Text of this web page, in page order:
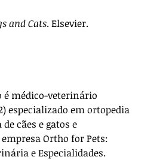
and Cats. Elsevier.
é médico-veterinário
especializado em ortopedia
cães e gatos e
Ortho for Pets:
e Especialidades.